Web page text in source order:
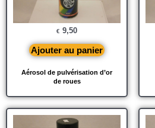
Aérosol de pulvérisation d’or
de roues
€ 9,50
Ajouter au panier